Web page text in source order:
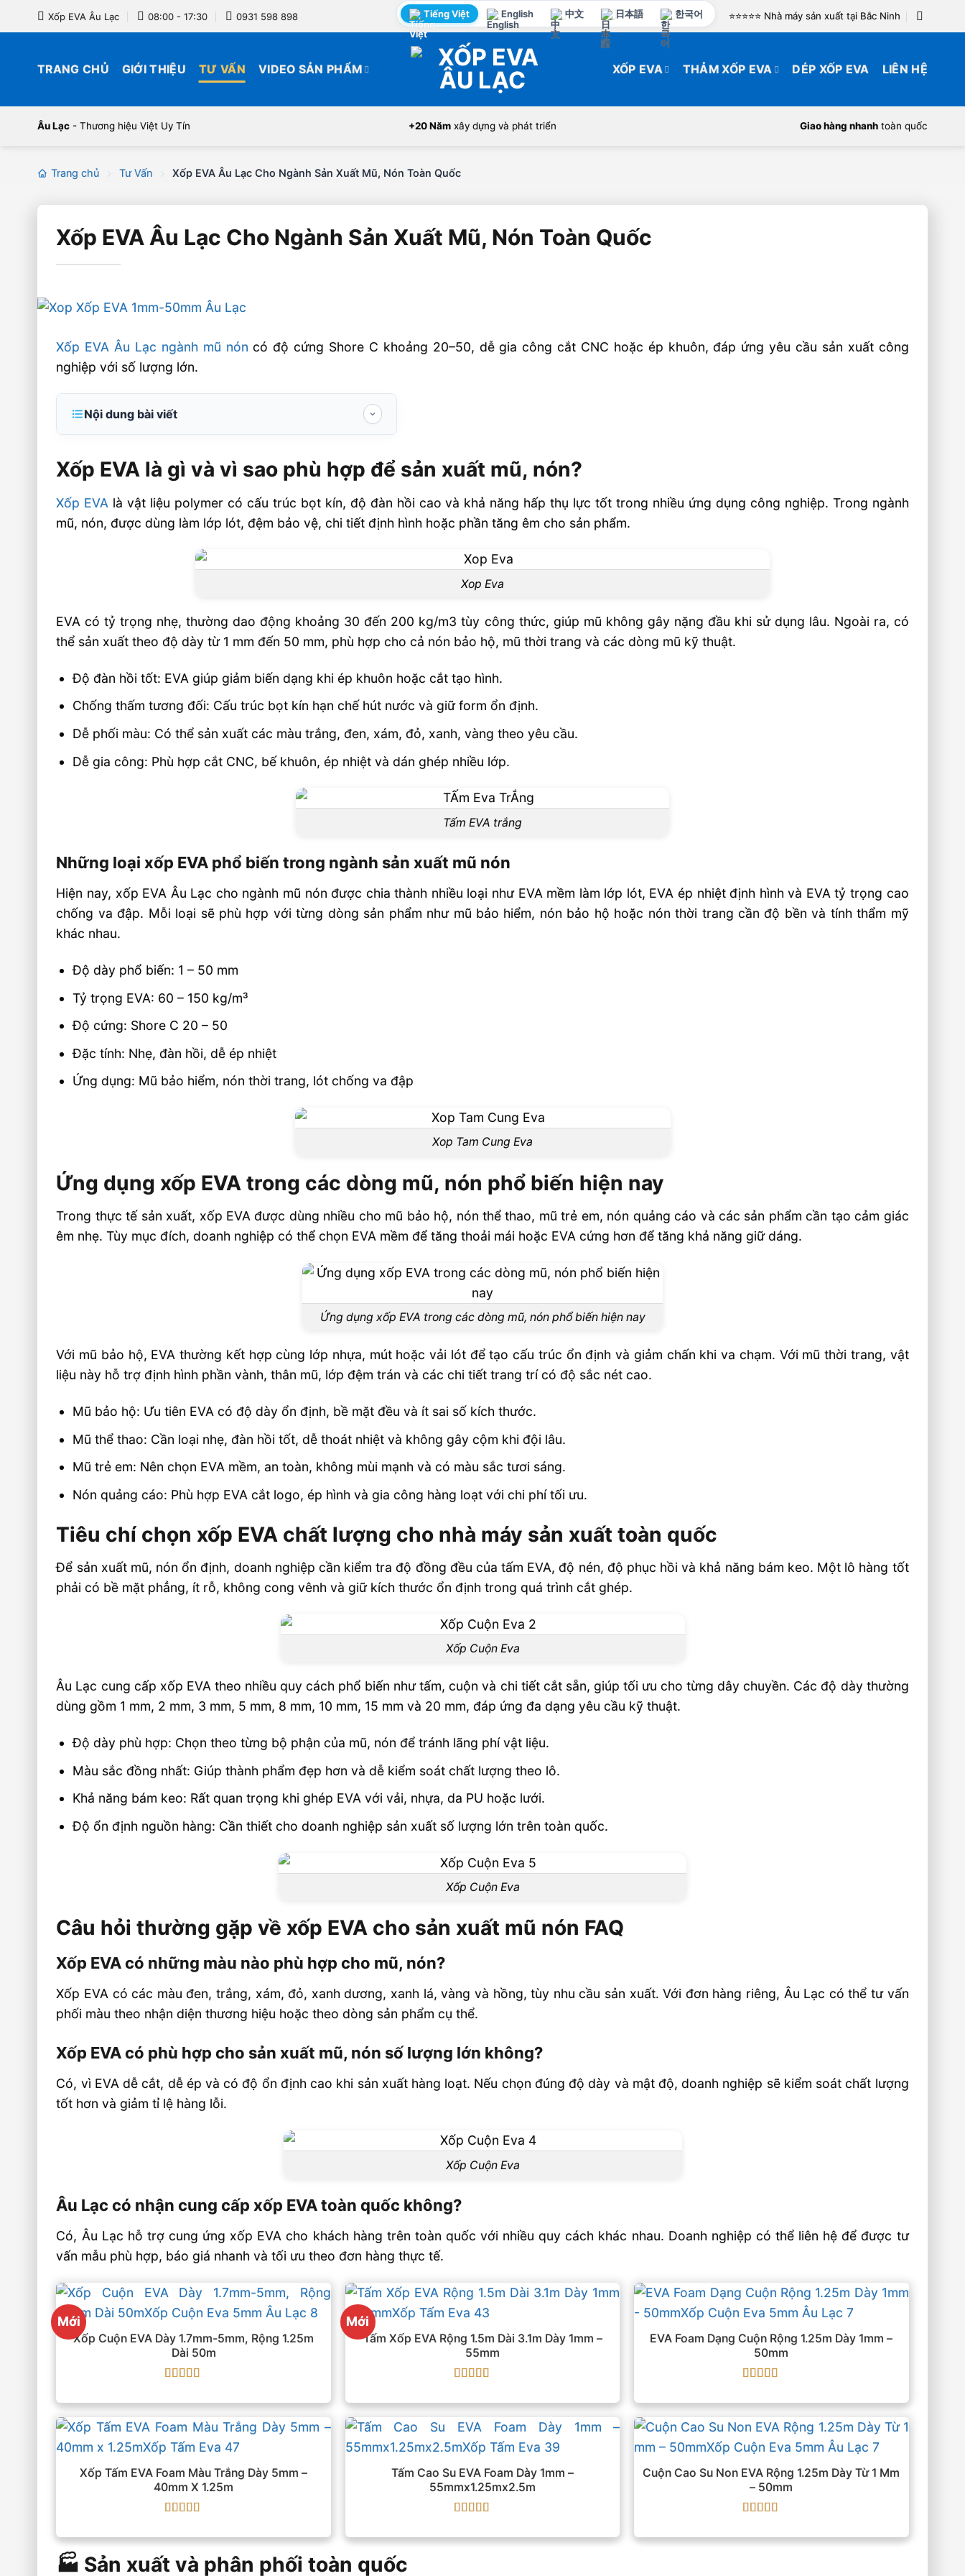
qua
Xốp EVA Âu Lạc 08:00 - 17:30 0931 598 898 Tiếng Việt English 中文 日本語 한국어 ⭐️⭐️⭐️⭐️⭐️ Nhà máy sản xuất tại Bắc Ninh
TRANG CHỦ GIỚI THIỆU TƯ VẤN VIDEO SẢN PHẨM XỐP EVA THẢM XỐP EVA DÉP XỐP EVA LIÊN HỆ
Âu Lạc - Thương hiệu Việt Uy Tín +20 Năm xây dựng và phát triển Giao hàng nhanh toàn quốc
Trang chủ Tư Vấn Xốp EVA Âu Lạc Cho Ngành Sản Xuất Mũ, Nón Toàn Quốc
Xốp EVA Âu Lạc Cho Ngành Sản Xuất Mũ, Nón Toàn Quốc
Xốp EVA Âu Lạc ngành mũ nón có độ cứng Shore C khoảng 20–50, dễ gia công cắt CNC hoặc ép khuôn, đáp ứng yêu cầu sản xuất công
nghiệp với số lượng lớn.
Nội dung bài viết
Những loại xốp EVA phổ biến trong ngành sản xuất
Ứng dụng xốp EVA trong các dòng mũ, nón phổ biến
hiện nay
Tiêu chí chọn xốp EVA chất lượng cho nhà máy sản
FAQ
Xốp EVA có những màu nào phù hợp cho mũ, nón?
Xốp EVA có phù hợp cho sản xuất mũ, nón số lượng
📦 Chính sách dành cho đối tác & đại lý
Xốp EVA là gì và vì sao phù hợp để sản xuất mũ, nón?
Xốp EVA là vật liệu polymer có cấu trúc bọt kín, độ đàn hồi cao và khả năng hấp thụ lực tốt trong nhiều ứng dụng công nghiệp. Trong ngành
mũ, nón, được dùng làm lớp lót, đệm bảo vệ, chi tiết định hình hoặc phần tăng êm cho sản phẩm.
Xop Eva
EVA có tỷ trọng nhẹ, thường dao động khoảng 30 đến 200 kg/m3 tùy công thức, giúp mũ không gây nặng đầu khi sử dụng lâu. Ngoài ra, có
thể sản xuất theo độ dày từ 1 mm đến 50 mm, phù hợp cho cả nón bảo hộ, mũ thời trang và các dòng mũ kỹ thuật.
Độ đàn hồi tốt: EVA giúp giảm biến dạng khi ép khuôn hoặc cắt tạo hình.
Chống thấm tương đối: Cấu trúc bọt kín hạn chế hút nước và giữ form ổn định.
Dễ phối màu: Có thể sản xuất các màu trắng, đen, xám, đỏ, xanh, vàng theo yêu cầu.
Dễ gia công: Phù hợp cắt CNC, bế khuôn, ép nhiệt và dán ghép nhiều lớp.
Tấm EVA trắng
Những loại xốp EVA phổ biến trong ngành sản xuất mũ nón
Hiện nay, xốp EVA Âu Lạc cho ngành mũ nón được chia thành nhiều loại như EVA mềm làm lớp lót, EVA ép nhiệt định hình và EVA tỷ trọng cao
chống va đập. Mỗi loại sẽ phù hợp với từng dòng sản phẩm như mũ bảo hiểm, nón bảo hộ hoặc nón thời trang cần độ bền và tính thẩm mỹ
khác nhau.
Độ dày phổ biến: 1 – 50 mm
Tỷ trọng EVA: 60 – 150 kg/m³
Độ cứng: Shore C 20 – 50
Đặc tính: Nhẹ, đàn hồi, dễ ép nhiệt
Ứng dụng: Mũ bảo hiểm, nón thời trang, lót chống va đập
Xop Tam Cung Eva
Ứng dụng xốp EVA trong các dòng mũ, nón phổ biến hiện nay
Trong thực tế sản xuất, xốp EVA được dùng nhiều cho mũ bảo hộ, nón thể thao, mũ trẻ em, nón quảng cáo và các sản phẩm cần tạo cảm giác
êm nhẹ. Tùy mục đích, doanh nghiệp có thể chọn EVA mềm để tăng thoải mái hoặc EVA cứng hơn để tăng khả năng giữ dáng.
Ứng dụng xốp EVA trong các dòng mũ, nón phổ biến hiện nay
Với mũ bảo hộ, EVA thường kết hợp cùng lớp nhựa, mút hoặc vải lót để tạo cấu trúc ổn định và giảm chấn khi va chạm. Với mũ thời trang, vật
liệu này hỗ trợ định hình phần vành, thân mũ, lớp đệm trán và các chi tiết trang trí có độ sắc nét cao.
Mũ bảo hộ: Ưu tiên EVA có độ dày ổn định, bề mặt đều và ít sai số kích thước.
Mũ thể thao: Cần loại nhẹ, đàn hồi tốt, dễ thoát nhiệt và không gây cộm khi đội lâu.
Mũ trẻ em: Nên chọn EVA mềm, an toàn, không mùi mạnh và có màu sắc tươi sáng.
Nón quảng cáo: Phù hợp EVA cắt logo, ép hình và gia công hàng loạt với chi phí tối ưu.
Tiêu chí chọn xốp EVA chất lượng cho nhà máy sản xuất toàn quốc
Để sản xuất mũ, nón ổn định, doanh nghiệp cần kiểm tra độ đồng đều của tấm EVA, độ nén, độ phục hồi và khả năng bám keo. Một lô hàng tốt
phải có bề mặt phẳng, ít rỗ, không cong vênh và giữ kích thước ổn định trong quá trình cắt ghép.
Xốp Cuộn Eva
Âu Lạc cung cấp xốp EVA theo nhiều quy cách phổ biến như tấm, cuộn và chi tiết cắt sẵn, giúp tối ưu cho từng dây chuyền. Các độ dày thường
dùng gồm 1 mm, 2 mm, 3 mm, 5 mm, 8 mm, 10 mm, 15 mm và 20 mm, đáp ứng đa dạng yêu cầu kỹ thuật.
Độ dày phù hợp: Chọn theo từng bộ phận của mũ, nón để tránh lãng phí vật liệu.
Màu sắc đồng nhất: Giúp thành phẩm đẹp hơn và dễ kiểm soát chất lượng theo lô.
Khả năng bám keo: Rất quan trọng khi ghép EVA với vải, nhựa, da PU hoặc lưới.
Độ ổn định nguồn hàng: Cần thiết cho doanh nghiệp sản xuất số lượng lớn trên toàn quốc.
Xốp Cuộn Eva
Câu hỏi thường gặp về xốp EVA cho sản xuất mũ nón FAQ
Xốp EVA có những màu nào phù hợp cho mũ, nón?
Xốp EVA có các màu đen, trắng, xám, đỏ, xanh dương, xanh lá, vàng và hồng, tùy nhu cầu sản xuất. Với đơn hàng riêng, Âu Lạc có thể tư vấn
phối màu theo nhận diện thương hiệu hoặc theo dòng sản phẩm cụ thể.
Xốp EVA có phù hợp cho sản xuất mũ, nón số lượng lớn không?
Có, vì EVA dễ cắt, dễ ép và có độ ổn định cao khi sản xuất hàng loạt. Nếu chọn đúng độ dày và mật độ, doanh nghiệp sẽ kiểm soát chất lượng
tốt hơn và giảm tỉ lệ hàng lỗi.
Xốp Cuộn Eva
Âu Lạc có nhận cung cấp xốp EVA toàn quốc không?
Có, Âu Lạc hỗ trợ cung ứng xốp EVA cho khách hàng trên toàn quốc với nhiều quy cách khác nhau. Doanh nghiệp có thể liên hệ để được tư
vấn mẫu phù hợp, báo giá nhanh và tối ưu theo đơn hàng thực tế.
Mới
Xốp Cuộn EVA Dày 1.7mm-5mm, Rộng 1.25m
Dài 50m
hạng55 sao
Mới
Tấm Xốp EVA Rộng 1.5m Dài 3.1m Dày 1mm –
55mm
hạng55 sao
EVA Foam Dạng Cuộn Rộng 1.25m Dày 1mm –
50mm
hạng55 sao
Xốp Tấm EVA Foam Màu Trắng Dày 5mm –
40mm X 1.25m
hạng55 sao
Tấm Cao Su EVA Foam Dày 1mm –
55mmx1.25mx2.5m
hạng55 sao
Cuộn Cao Su Non EVA Rộng 1.25m Dày Từ 1 Mm
– 50mm
hạng55 sao
🏭 Sản xuất và phân phối toàn quốc